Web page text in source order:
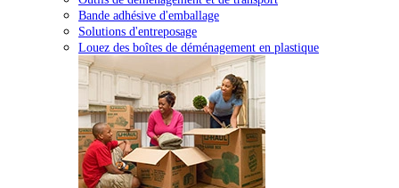
Bande adhésive d'emballage
Solutions d'entreposage
Louez des boîtes de déménagement en plastique